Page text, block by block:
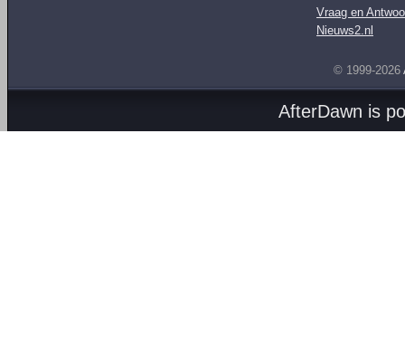
Vraag en
Nieuws2.nl
© 1999-2026
AfterDawn is